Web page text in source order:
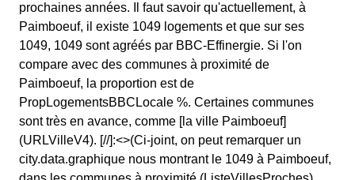
prochaines années. Il faut savoir qu'actuellement, à
Paimboeuf, il existe 1049 logements et que sur ses
1049, 1049 sont agréés par BBC-Effinergie. Si l'on
compare avec des communes à proximité de
Paimboeuf, la proportion est de
PropLogementsBBCLocale %. Certaines communes
sont très en avance, comme [la ville Paimboeuf]
(URLVilleV4). [//]:<>(Ci-joint, on peut remarquer un
city.data.graphique nous montrant le 1049 à Paimboeuf,